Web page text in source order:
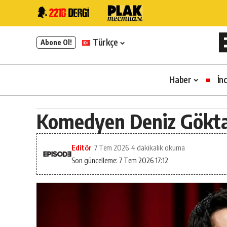
Abone Ol! Türkçe
Haber
Komedyen Deniz
Son güncelleme: 7 Tem 2026 17:12
Editör 7 Tem 2026 4 dakikalık okuma